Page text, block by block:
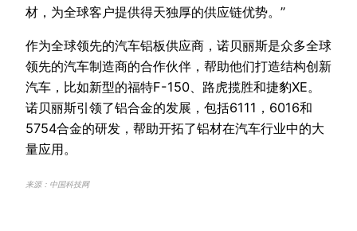
材，为全球客户提供得天独厚的供应链优势。”
作为全球领先的汽车铝板供应商，诺贝丽斯是众多全球
领先的汽车制造商的合作伙伴，帮助他们打造结构创新
汽车，比如新型的福特F-150、路虎揽胜和捷豹XE。
诺贝丽斯引领了铝合金的发展，包括6111，6016和
5754合金的研发，帮助开拓了铝材在汽车行业中的大
量应用。
来源：中国科技网